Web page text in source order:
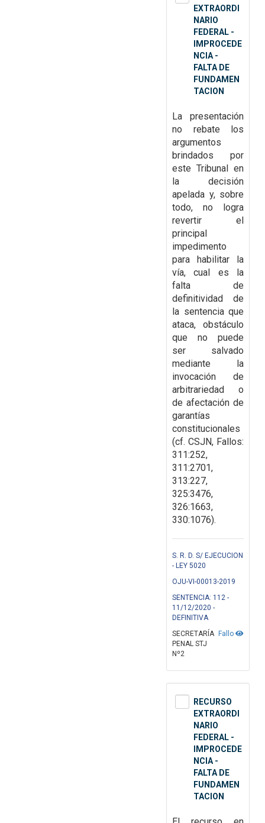
EXTRAORDI
NARIO
FEDERAL -
IMPROCEDE
NCIA -
FALTA DE
FUNDAMEN
TACION
La presentación
no rebate los
argumentos
brindados por
este Tribunal en
la decisión
apelada y, sobre
todo, no logra
revertir el
principal
impedimento
para habilitar la
vía, cual es la
falta de
definitividad de
la sentencia que
ataca, obstáculo
que no puede
ser salvado
mediante la
invocación de
arbitrariedad o
de afectación de
garantías
constitucionales
(cf. CSJN, Fallos:
311:252,
311:2701,
313:227,
325:3476,
326:1663,
330:1076).
S. R. D. S/ EJECUCION
- LEY 5020
OJU-VI-00013-2019
SENTENCIA: 112 -
11/12/2020 -
DEFINITIVA
Fallo
SECRETARÍA
PENAL STJ
Nº2
RECURSO
EXTRAORDI
NARIO
FEDERAL -
IMPROCEDE
NCIA -
FALTA DE
FUNDAMEN
TACION